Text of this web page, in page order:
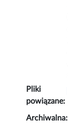
Pliki
powiązane:
Archiwalna: